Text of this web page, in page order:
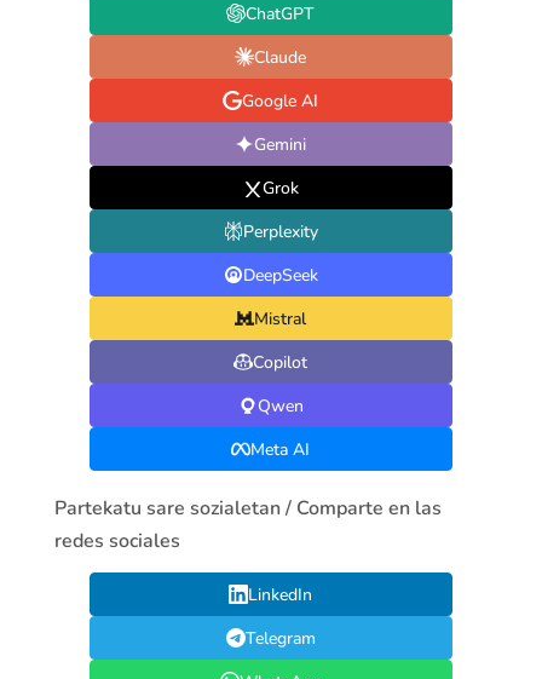
ChatGPT
Claude
Google AI
Gemini
Grok
Perplexity
DeepSeek
Mistral
Copilot
Qwen
Meta AI
Partekatu sare sozialetan / Comparte en las
redes sociales
LinkedIn
Telegram